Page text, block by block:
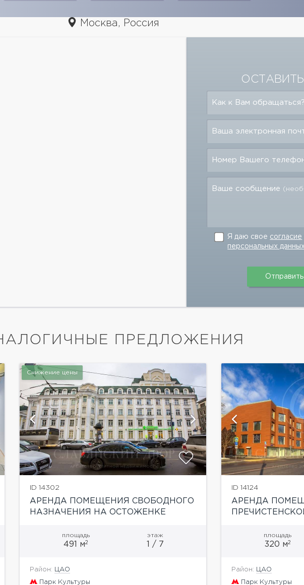
Москва, Россия
Как к Вам обращаться?
Ваша электронная
Номер Вашего
Ваше сообщение
Я даю свое согласие
персональных данных
ПРЕДЛОЖЕНИЯ
Снижение цены
ID 14302
АРЕНДА ПОМЕЩЕНИЯ СВОБОДНОГО
НАЗНАЧЕНИЯ НА ОСТОЖЕНКЕ
площадь
491 м2
этаж
1 / 7
Район: ЦАО
Парк Культуры
показать ещё 2 фотографии
ID 14124
АРЕНДА
площадь
320 м2
Район: ЦАО
Парк Культуры